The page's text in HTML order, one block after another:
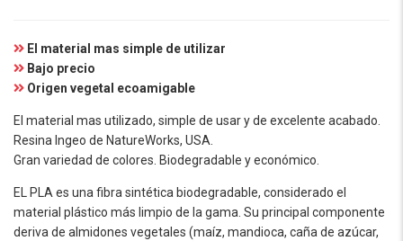
El material mas simple de utilizar
Bajo precio
Origen vegetal ecoamigable
El material mas utilizado, simple de usar y de excelente acabado.
Resina Ingeo de NatureWorks, USA.
Gran variedad de colores. Biodegradable y económico.
EL PLA es una fibra sintética biodegradable, considerado el
material plástico más limpio de la gama. Su principal componente
deriva de almidones vegetales (maíz, mandioca, caña de azúcar,